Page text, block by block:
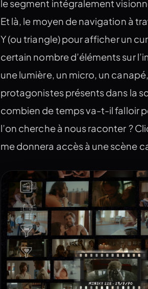
le segment intégralement
Et là, le moyen de navigation à
Y (ou triangle) pour afficher un
certain nombre d’éléments sur
une lumière, un micro, un
protagonistes présents dans la
combien de temps va-t-il falloir
l’on cherche à nous raconter ?
me donnera accès à une scène